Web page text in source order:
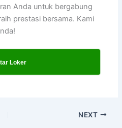
Anda untuk bergabung
prestasi bersama. Kami
Loker
NEXT